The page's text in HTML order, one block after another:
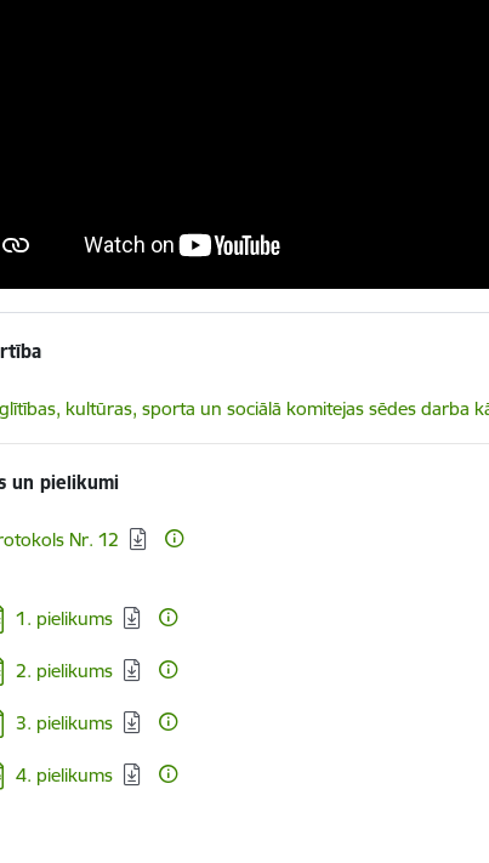
kultūras, sporta un sociālā komitejas sēdes darba
un pielikumi
Nr. 12
1. pielikums
2. pielikums
3. pielikums
4. pielikums